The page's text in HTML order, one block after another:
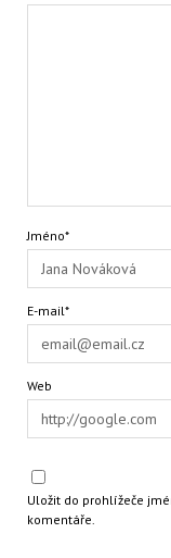
Jméno*
E-mail*
Web
Uložit do prohlížeče
komentáře.